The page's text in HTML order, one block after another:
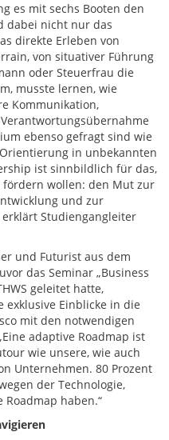
es mit sechs Booten den
dabei nicht nur das
direkte Erleben von
von situativer Führung
oder Steuerfrau die
musste lernen, wie
Kommunikation,
ebenso gefragt sind wie
in unbekannten
ist sinnbildlich für das,
wollen: den Mut zur
und zur
erklärt Studiengangleiter
und Futurist aus dem
das Seminar „Business
geleitet hatte,
exklusive Einblicke in die
mit den notwendigen
adaptive Roadmap ist
wie unsere, wie auch
Unternehmen. 80 Prozent
der Technologie,
haben.“